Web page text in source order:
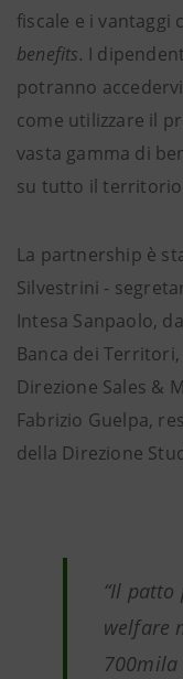
fiscale e i vantaggi
benefits. I
potranno
come utilizzare il
vasta gamma di
su tutto il territorio
La partnership è
Silvestrini -
Intesa Sanpaolo,
Banca dei
Direzione Sales &
Fabrizio Guelpa,
della Direzione
“Il patto
welfare